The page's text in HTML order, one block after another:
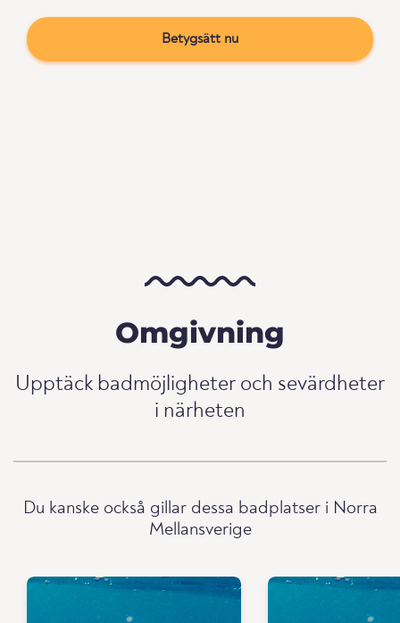
Betygsätt nu
Omgivning
Upptäck badmöjligheter och sevärdheter
i närheten
Du kanske också gillar dessa badplatser i Norra
Mellansverige